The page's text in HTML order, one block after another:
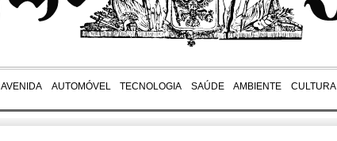
AVENIDA AUTOMÓVEL TECNOLOGIA SAÚDE AMBIENTE CULTURA